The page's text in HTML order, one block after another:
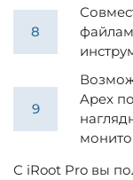
Apex
С iRoot Pro вы